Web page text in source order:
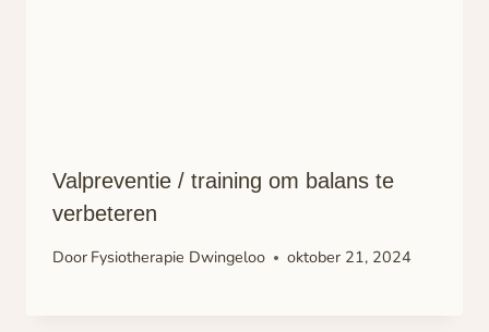
Valpreventie / training om balans te
verbeteren
Door Fysiotherapie Dwingeloo oktober 21, 2024